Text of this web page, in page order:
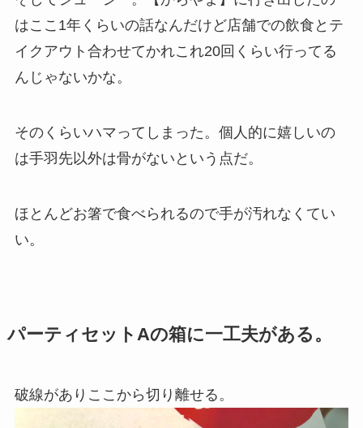
はここ1年くらいの話なんだけど店舗での飲食とテ
イクアウト合わせてかれこれ20回くらい行ってる
んじゃないかな。
そのくらいハマってしまった。個人的に嬉しいの
は手羽先以外は骨がないという点だ。
ほとんどお箸で食べられるので手が汚れなくてい
い。
パーティセットAの箱に一工夫がある。
破線がありここから切り離せる。